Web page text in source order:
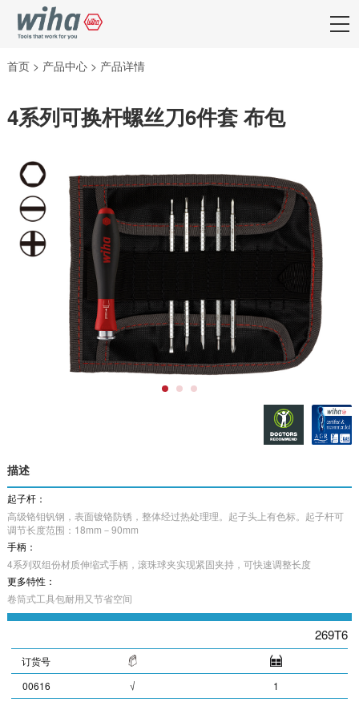
首页 > 产品中心 > 产品详情
4系列可换杆螺丝刀6件套 布包
描述
起子杆：
高级铬钼钒钢，表面镀铬防锈，整体经过热处理理。起子头上有色标。起子杆可
调节长度范围：18mm－90mm
手柄：
4系列双组份材质伸缩式手柄，滚珠球夹实现紧固夹持，可快速调整长度
更多特性：
卷筒式工具包耐用又节省空间
269T6
订货号
00616
√ 1